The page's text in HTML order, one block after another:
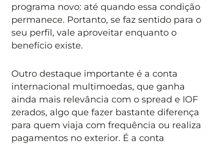
programa novo: até quando essa condição
permanece. Portanto, se faz sentido para o
seu perfil, vale aproveitar enquanto o
benefício existe.
Outro destaque importante é a conta
internacional multimoedas, que ganha
ainda mais relevância com o spread e IOF
zerados, algo que fazer bastante diferença
para quem viaja com frequência ou realiza
pagamentos no exterior. É a conta